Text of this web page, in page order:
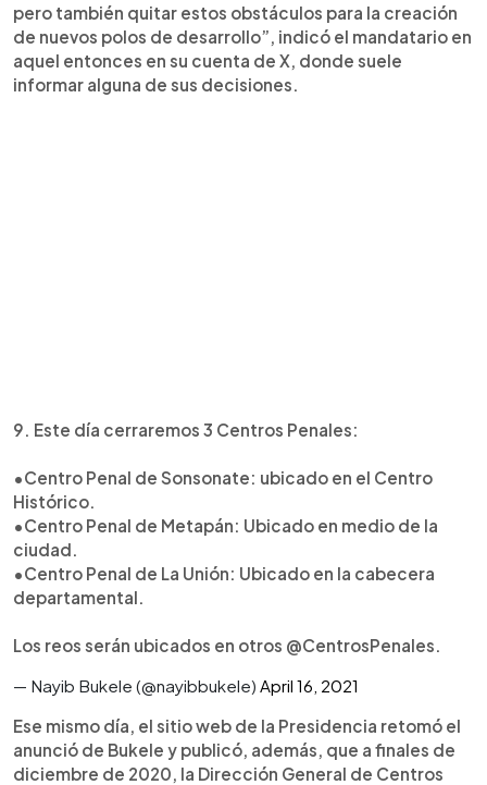
pero también quitar estos obstáculos para la creación
de nuevos polos de desarrollo”, indicó el mandatario en
aquel entonces en su cuenta de X, donde suele
informar alguna de sus decisiones.
9. Este día cerraremos 3 Centros Penales:
•Centro Penal de Sonsonate: ubicado en el Centro
Histórico.
•Centro Penal de Metapán: Ubicado en medio de la
ciudad.
•Centro Penal de La Unión: Ubicado en la cabecera
departamental.
Los reos serán ubicados en otros @CentrosPenales.
— Nayib Bukele (@nayibbukele) April 16, 2021
Ese mismo día, el sitio web de la Presidencia retomó el
anunció de Bukele y publicó, además, que a finales de
diciembre de 2020, la Dirección General de Centros